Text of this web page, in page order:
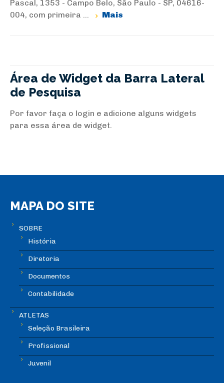
Pascal, 1353 - Campo Belo, São Paulo - SP, 04616-
004, com primeira ...
Mais
Área de Widget da Barra Lateral
de Pesquisa
Por favor faça o login e adicione alguns widgets
para essa área de widget.
MAPA DO SITE
SOBRE
História
Diretoria
Documentos
Contabilidade
ATLETAS
Seleção Brasileira
Profissional
Juvenil